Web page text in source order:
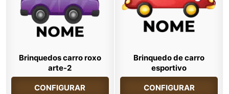
Brinquedos carro roxo
arte-2
CONFIGURAR
Brinquedo de carro
esportivo
CONFIGURAR